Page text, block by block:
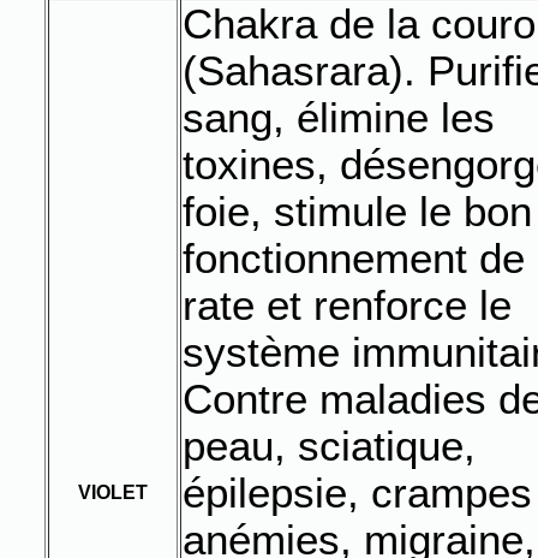
VIOLET
Chakra de la
(Sahasrara).
sang, élimine les
toxines,
foie, stimule le bon
fonctionnement de
rate et renforce le
système
Contre maladies
peau, sciatique,
épilepsie,
anémies, migraine,